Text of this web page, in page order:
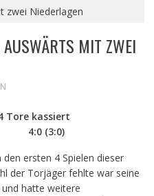
zwei Niederlagen
MIT ZWEI N
Tore kassiert
4:0 (3:0)
ersten 4 Spielen dieser
der Torjäger fehlte war seine
hatte weitere